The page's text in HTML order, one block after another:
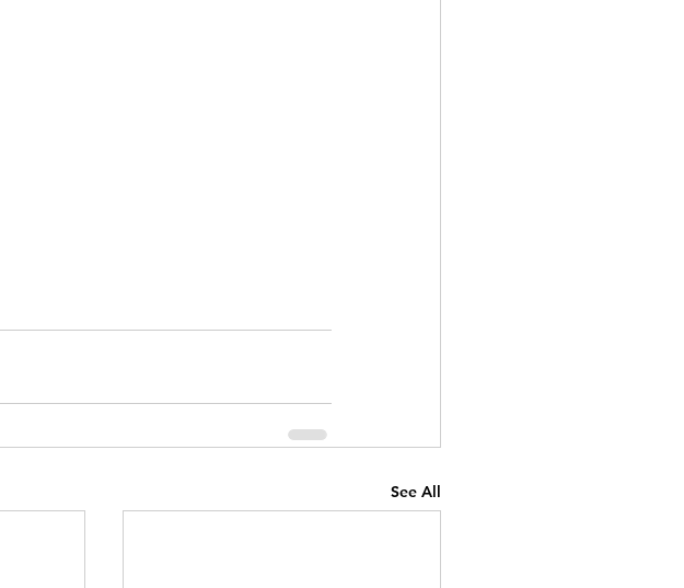
See All